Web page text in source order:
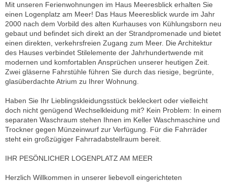
Mit unseren Ferienwohnungen im Haus Meeresblick erhalten Sie
einen Logenplatz am Meer! Das Haus Meeresblick wurde im Jahr
2000 nach dem Vorbild des alten Kurhauses von Kühlungsborn neu
gebaut und befindet sich direkt an der Strandpromenade und bietet
einen direkten, verkehrsfreien Zugang zum Meer. Die Architektur
des Hauses verbindet Stilelemente der Jahrhundertwende mit
modernen und komfortablen Ansprüchen unserer heutigen Zeit.
Zwei gläserne Fahrstühle führen Sie durch das riesige, begrünte,
glasüberdachte Atrium zu Ihrer Wohnung.
Haben Sie Ihr Lieblingskleidungsstück bekleckert oder vielleicht
doch nicht genügend Wechselkleidung mit? Kein Problem: In einem
separaten Waschraum stehen Ihnen im Keller Waschmaschine und
Trockner gegen Münzeinwurf zur Verfügung. Für die Fahrräder
steht ein großzügiger Fahrradabstellraum bereit.
IHR PESÖNLICHER LOGENPLATZ AM MEER
Herzlich Willkommen in unserer liebevoll eingerichteten